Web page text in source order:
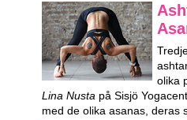
olika
Lina Nusta på Sisjö
med de olika asanas, deras